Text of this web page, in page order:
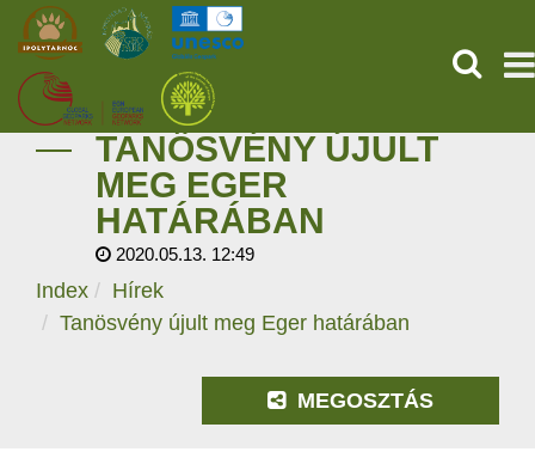
KEZDŐOLDAL
ŐSVILÁGI POMPEJI
SZOLGÁLTATÁSOK
PROGRAMOK
TANÖSVÉNY ÚJULT
MEG EGER
HATÁRÁBAN
2020.05.13. 12:49
Index
Hírek
Tanösvény újult meg Eger határában
MEGOSZTÁS